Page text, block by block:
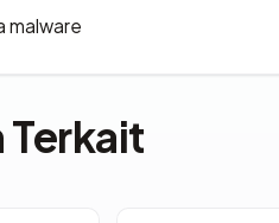
malware
Terkait